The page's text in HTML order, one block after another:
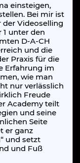
einsteigen,
Bei mir ist
der Videoselling
unter den
D-A-CH
und die
Praxis für die
Erfahrung im
wie man
nur verlässlich
Freude
Academy teilt
und seine
Seite
er ganz
und setzt
und Fuß